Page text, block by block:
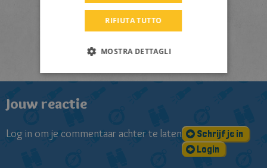
Bekijk de trailer!
2:24
Jouw reactie
Log in om je commentaar achter te laten
Schrijf je in
Login
DUTCH
RIFIUTA TUTTO
MOSTRA DETTAGLI